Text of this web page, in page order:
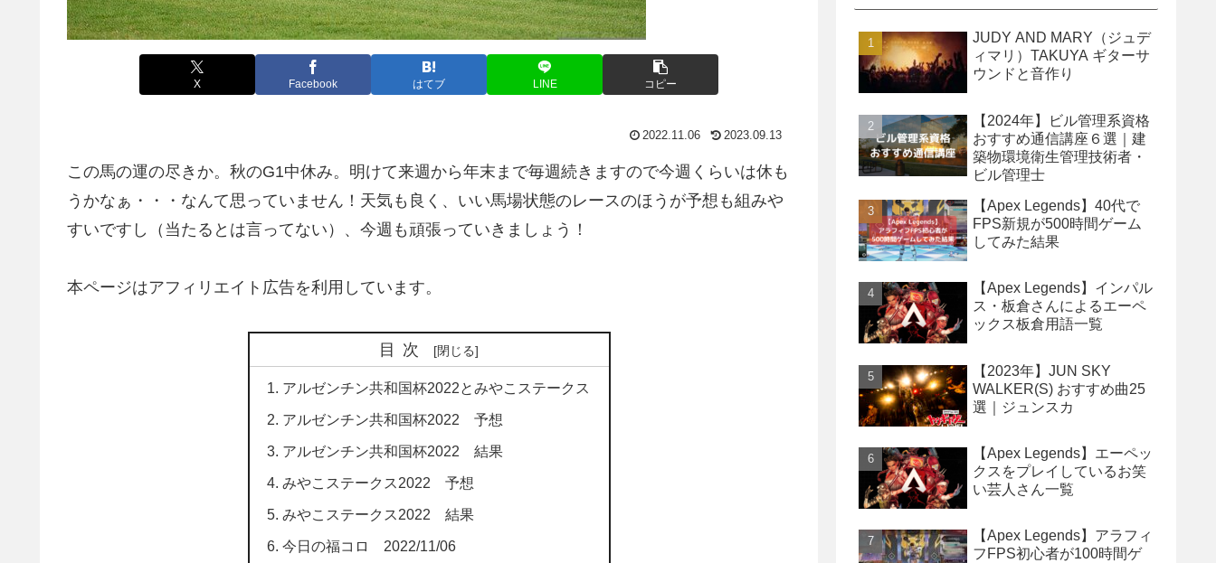
X Facebook はてブ LINE コピー
2022.11.06 2023.09.13
この馬の運の尽きか。秋のG1中休み。明けて来週から年末まで毎週続きますので今週くらいは休も
うかなぁ・・・なんて思っていません！天気も良く、いい馬場状態のレースのほうが予想も組みや
すいですし（当たるとは言ってない）、今週も頑張っていきましょう！
本ページはアフィリエイト広告を利用しています。
目次
アルゼンチン共和国杯2022とみやこステークス
アルゼンチン共和国杯2022 予想
アルゼンチン共和国杯2022 結果
みやこステークス2022 予想
みやこステークス2022 結果
今日の福コロ 2022/11/06
JUDY AND MARY（ジュデ
ィマリ）TAKUYA ギターサ
ウンドと音作り
【2024年】ビル管理系資格
おすすめ通信講座６選｜建
築物環境衛生管理技術者・
ビル管理士
【Apex Legends】40代で
FPS新規が500時間ゲーム
してみた結果
【Apex Legends】インパル
ス・板倉さんによるエーペ
ックス板倉用語一覧
【2023年】JUN SKY
WALKER(S) おすすめ曲25
選｜ジュンスカ
【Apex Legends】エーペッ
クスをプレイしているお笑
い芸人さん一覧
【Apex Legends】アラフィ
フFPS初心者が100時間ゲ